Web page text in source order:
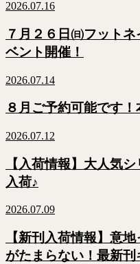
2026.07.16
７月２６日㈰フット
ベント開催！
2026.07.14
８月ご予約可能です
2026.07.12
【入荷情報】大人気
入荷♪
2026.07.09
【新刊入荷情報】意
がたまらない！最新刊